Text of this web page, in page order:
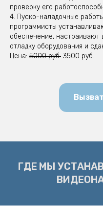
проверку его
4. Пуско-наладочные
программисты
обеспечение,
отладку оборудования и
Цена: 5000 руб. 3500 руб.
ГДЕ МЫ